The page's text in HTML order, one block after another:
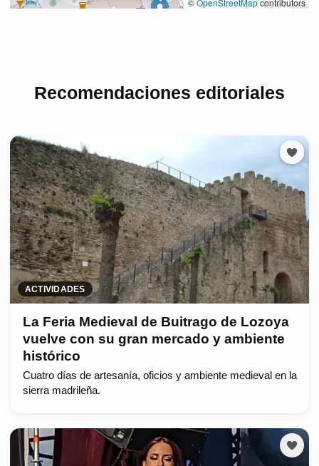
Recomendaciones editoriales
ACTIVIDADES
La Feria Medieval de Buitrago de Lozoya
vuelve con su gran mercado y ambiente
histórico
Cuatro días de artesanía, oficios y ambiente medieval en la
sierra madrileña.